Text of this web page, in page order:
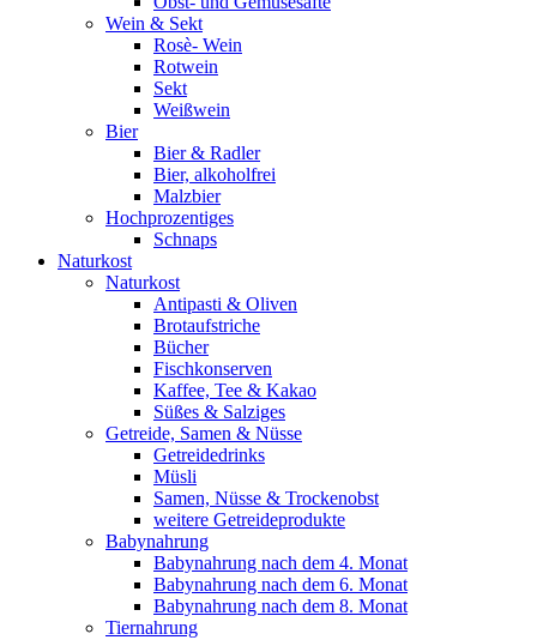
Wein & Sekt
Rosè- Wein
Rotwein
Sekt
Weißwein
Bier
Bier & Radler
Bier, alkoholfrei
Malzbier
Hochprozentiges
Schnaps
Naturkost
Naturkost
Antipasti & Oliven
Brotaufstriche
Bücher
Fischkonserven
Kaffee, Tee & Kakao
Süßes & Salziges
Getreide, Samen & Nüsse
Getreidedrinks
Müsli
Samen, Nüsse & Trockenobst
weitere Getreideprodukte
Babynahrung
Babynahrung nach dem 4. Monat
Babynahrung nach dem 6. Monat
Babynahrung nach dem 8. Monat
Tiernahrung